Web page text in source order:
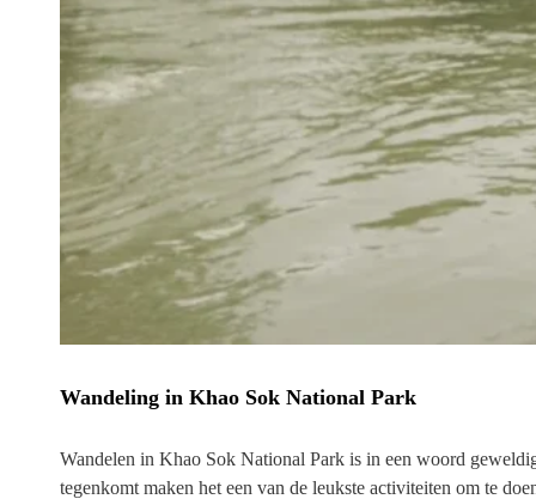
Wandeling in Khao Sok National Park
Wandelen in Khao Sok National Park is in een woord
tegenkomt maken het een van de leukste activiteiten om te